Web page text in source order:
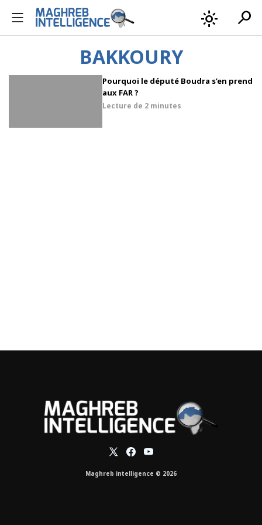
light_mode search
BAKKOURY
Pourquoi le député Boudra s’en prend
aux FAR ?
Lecture de 2 minutes
Maghreb intelligence © 2026